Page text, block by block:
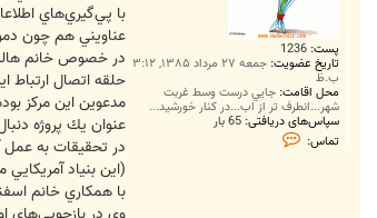
پست: 1236
تاریخ عضویت: جمعه ۲۷ مرداد ۱۳۸۵, ۳:۱۲
ب.ظ
محل اقامت: جايي درست وسط غربت
شهر...انطرف تر از اب...در کنار خورشيد...
سپاس‌های دریافتی: 65 بار
تماس:
ت
با پي‌گيري‌هاي
عناويني هم چون
در خصوص خانم هاله
حلقه اتصال ارتباط
عنوان يك پروژه
در تحقيقات به عمل
(اين بنياد
با همكاري خانم